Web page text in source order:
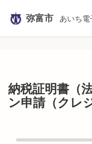
弥富市 あいち
納税証明書（
ン申請（クレ